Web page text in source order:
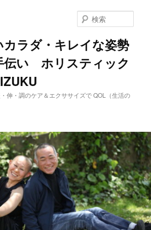
ラダ・キレイな姿勢
伝い ホリスティック
伸・調のケア＆エクササイズで QOL（生活の
索